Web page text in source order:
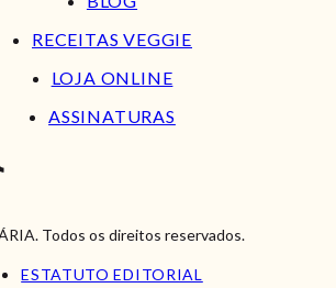
RECEITAS VEGGIE
LOJA ONLINE
ASSINATURAS
Todos os direitos reservados.
ESTATUTO EDITORIAL